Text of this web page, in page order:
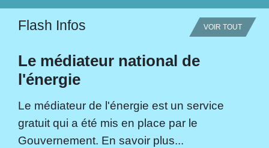
Flash Infos VOIR TOUT
Le médiateur national de
l'énergie
Le médiateur de l'énergie est un service
gratuit qui a été mis en place par le
Gouvernement. En savoir plus...